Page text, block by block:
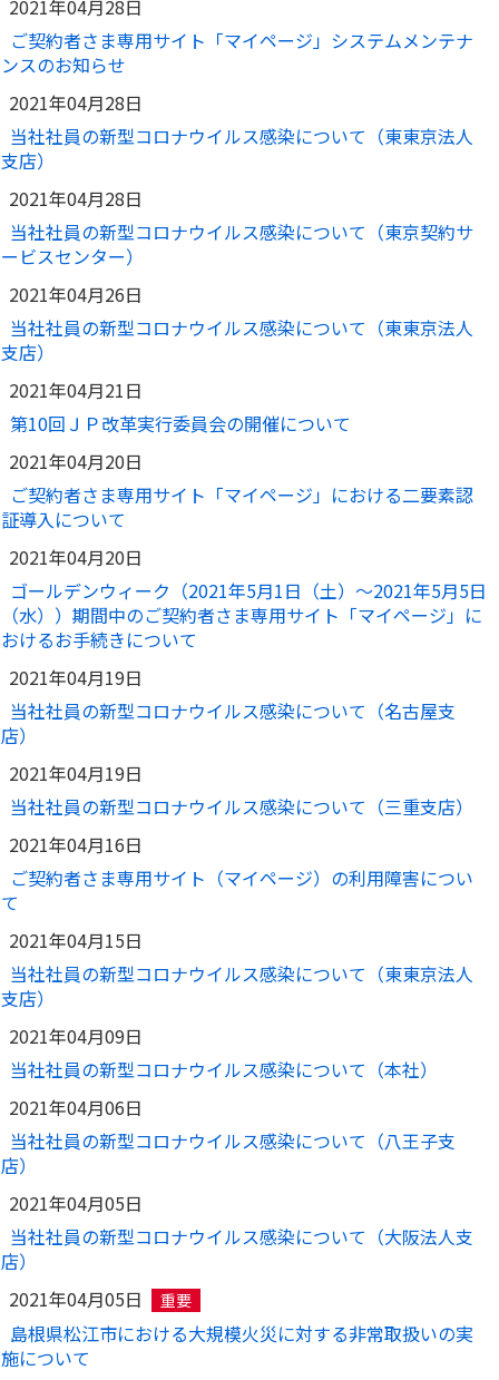
2021年04月28日
ご契約者さま専用サイト「マイページ」システムメンテナ
ンスのお知らせ
2021年04月28日
当社社員の新型コロナウイルス感染について（東東京法人
支店）
2021年04月28日
当社社員の新型コロナウイルス感染について（東京契約サ
ービスセンター）
2021年04月26日
当社社員の新型コロナウイルス感染について（東東京法人
支店）
2021年04月21日
第10回ＪＰ改革実行委員会の開催について
2021年04月20日
ご契約者さま専用サイト「マイページ」における二要素認
証導入について
2021年04月20日
ゴールデンウィーク（2021年5月1日（土）～2021年5月5日
（水））期間中のご契約者さま専用サイト「マイページ」に
おけるお手続きについて
2021年04月19日
当社社員の新型コロナウイルス感染について（名古屋支
店）
2021年04月19日
当社社員の新型コロナウイルス感染について（三重支店）
2021年04月16日
ご契約者さま専用サイト（マイページ）の利用障害につい
て
2021年04月15日
当社社員の新型コロナウイルス感染について（東東京法人
支店）
2021年04月09日
当社社員の新型コロナウイルス感染について（本社）
2021年04月06日
当社社員の新型コロナウイルス感染について（八王子支
店）
2021年04月05日
当社社員の新型コロナウイルス感染について（大阪法人支
店）
2021年04月05日
重要
島根県松江市における大規模火災に対する非常取扱いの実
施について